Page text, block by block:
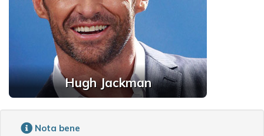
Hugh Jackman
Nota bene